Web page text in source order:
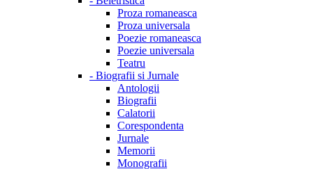
Proza romaneasca
Proza universala
Poezie romaneasca
Poezie universala
Teatru
- Biografii si Jurnale
Antologii
Biografii
Calatorii
Corespondenta
Jurnale
Memorii
Monografii